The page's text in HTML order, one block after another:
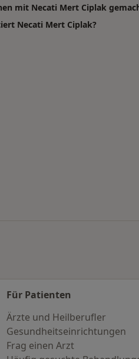
mit Necati Mert Ciplak
Necati Mert Ciplak?
Für Patienten
Ärzte und Heilberufler
Gesundheitseinrichtungen
Frag einen Arzt